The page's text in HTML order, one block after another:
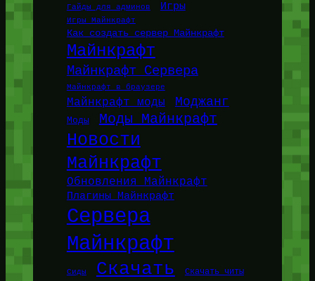
Гайды для админов Игры
Игры Майнкрафт
Как создать сервер Майнкрафт
Майнкрафт
Майнкрафт Сервера
Майнкрафт в браузере
Майнкрафт моды Моджанг
Моды Моды Майнкрафт
Новости
Майнкрафт
Обновления Майнкрафт
Плагины Майнкрафт
Сервера
Майнкрафт
Сиды Скачать Скачать читы